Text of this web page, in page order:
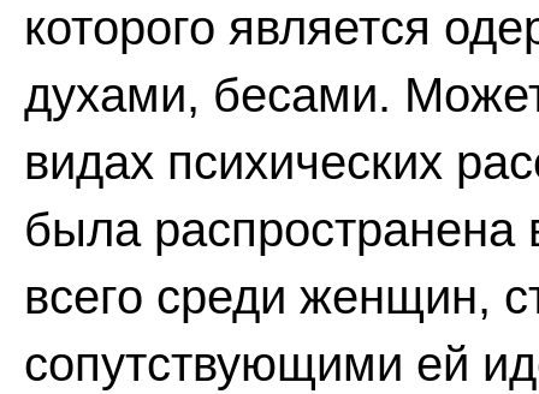
которого является
духами, бесами.
видах психических
была распространена
всего среди женщин,
сопутствующими ей